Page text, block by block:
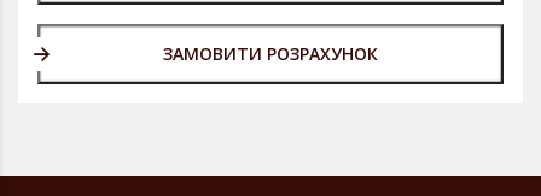
ЗАМОВИТИ РОЗРАХУНОК